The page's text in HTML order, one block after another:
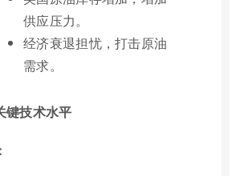
供应压力。
经济衰退担忧，打击原油
需求。
键技术水平